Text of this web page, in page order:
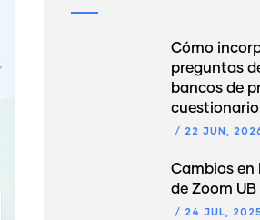
Cómo
preguntas
bancos de
cuestionario
/ 22 JUN,
Cambios en
de Zoom UB
/ 24 JUL, 2025